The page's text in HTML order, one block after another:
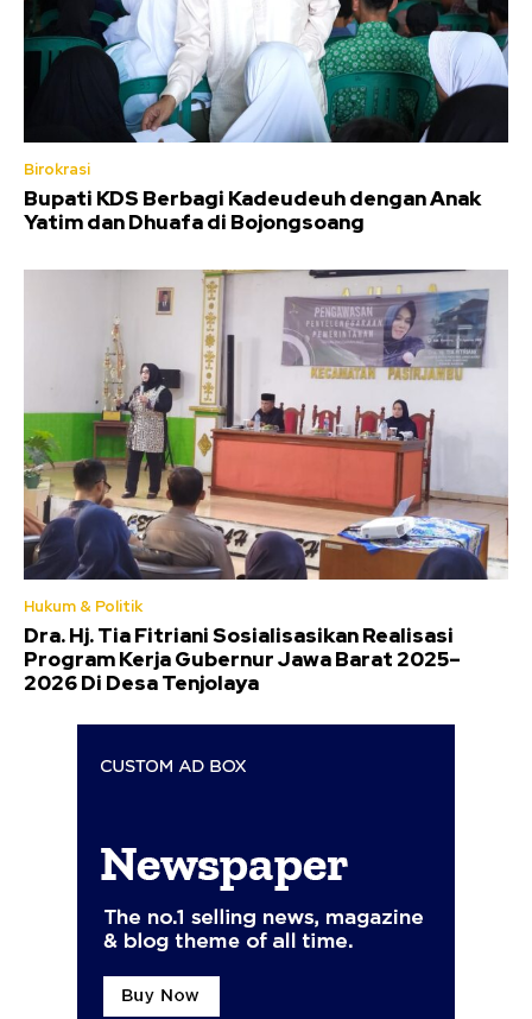
Birokrasi
Bupati KDS Berbagi Kadeudeuh dengan Anak
Yatim dan Dhuafa di Bojongsoang
Hukum & Politik
Dra. Hj. Tia Fitriani Sosialisasikan Realisasi
Program Kerja Gubernur Jawa Barat 2025–
2026 Di Desa Tenjolaya